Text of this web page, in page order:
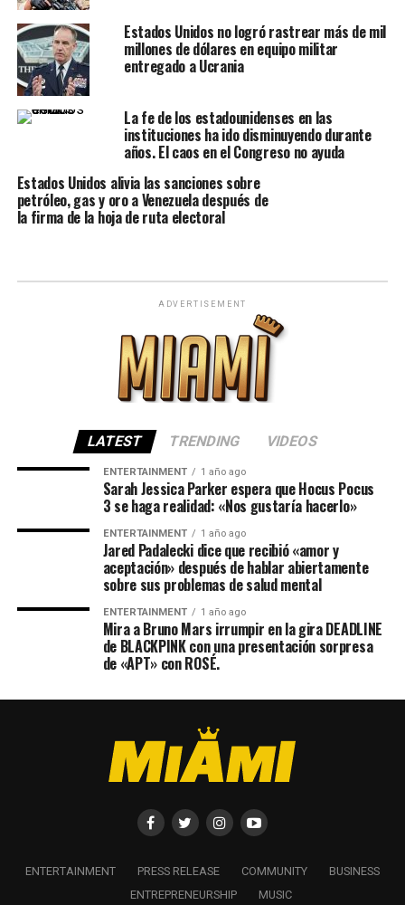
Estados Unidos no logró rastrear más de mil
millones de dólares en equipo militar
entregado a Ucrania
La fe de los estadounidenses en las
instituciones ha ido disminuyendo durante
años. El caos en el Congreso no ayuda
Estados Unidos alivia las sanciones sobre
petróleo, gas y oro a Venezuela después de
la firma de la hoja de ruta electoral
ADVERTISEMENT
LATEST TRENDING VIDEOS
ENTERTAINMENT 1 año ago
Sarah Jessica Parker espera que Hocus Pocus
3 se haga realidad: «Nos gustaría hacerlo»
ENTERTAINMENT 1 año ago
Jared Padalecki dice que recibió «amor y
aceptación» después de hablar abiertamente
sobre sus problemas de salud mental
ENTERTAINMENT 1 año ago
Mira a Bruno Mars irrumpir en la gira DEADLINE
de BLACKPINK con una presentación sorpresa
de «APT» con ROSÉ.
ENTERTAINMENT PRESS RELEASE COMMUNITY
BUSINESS
ENTREPRENEURSHIP
MUSIC